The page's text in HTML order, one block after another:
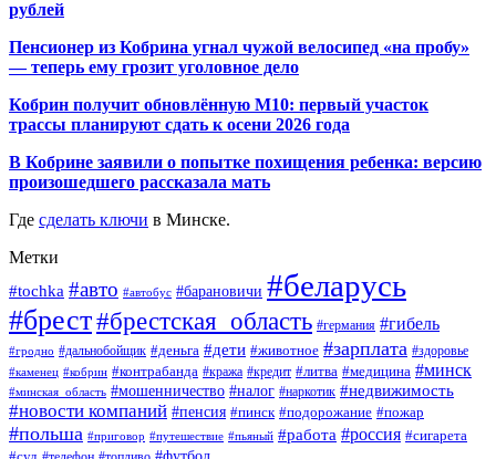
рублей
Пенсионер из Кобрина угнал чужой велосипед «на пробу»
— теперь ему грозит уголовное дело
Кобрин получит обновлённую М10: первый участок
трассы планируют сдать к осени 2026 года
В Кобрине заявили о попытке похищения ребенка: версию
произошедшего рассказала мать
Где сделать ключи в Минске.
Метки
#tochka #авто #автобус #барановичи #беларусь
#брест#брестская_область #германия #гибель
#гродно #дальнобойщик #деньга #дети #животное #зарплата #здоровье
#каменец #кобрин #контрабанда #кража #кредит #литва #медицина #минск
#минская_область #мошенничество #налог #наркотик #недвижимость
#новости компаний #пенсия #пинск #подорожание #пожар
#польша #приговор #путешествие #пьяный #работа #россия #сигарета